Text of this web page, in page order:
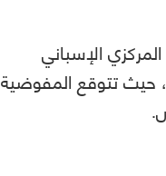
(4.4%) والمصرف المركزي الإسباني
حيث تتوقع المفوضية